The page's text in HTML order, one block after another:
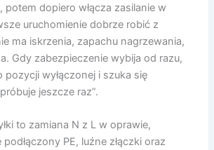
dopiero włącza zasilanie w
uruchomienie dobrze robić z
ma iskrzenia, zapachu nagrzewania,
Gdy zabezpieczenie wybija od razu,
pozycji wyłączonej i szuka się
jeszcze raz”.
to zamiana N z L w oprawie,
PE, luźne złączki oraz